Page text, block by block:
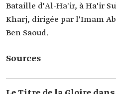
Bataille d'Al-Ha'ir, à Ha'ir
Kharj, dirigée par l'Imam
Ben Saoud.
Sources